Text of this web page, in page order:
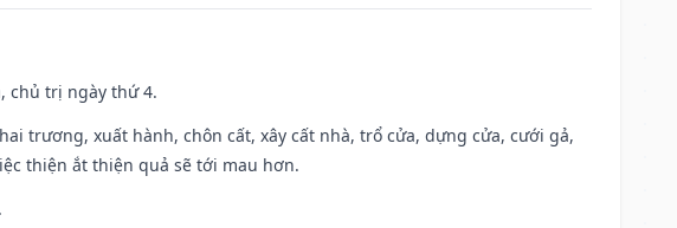
chủ trị ngày thứ 4.
trương, xuất hành, chôn cất, xây cất nhà, trổ cửa, dựng cửa, cưới gả,
thiện ắt thiện quả sẽ tới mau hơn.